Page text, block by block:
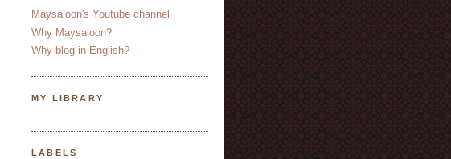
Maysaloon's Youtube channel
Why Maysaloon?
Why blog in English?
MY LIBRARY
LABELS